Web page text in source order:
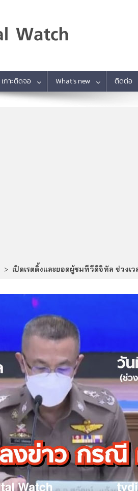
เกาะติดจอ What’s new ติดต่อ
> เปิดเรตติ้งและยอดผู้ชมทีวีดิจิทัล ช่วงเ